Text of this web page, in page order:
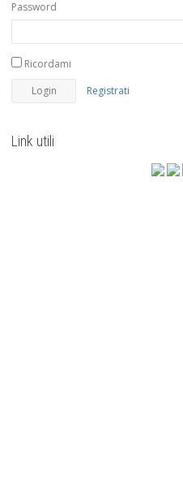
Password
Ricordami
Registrati
Link utili